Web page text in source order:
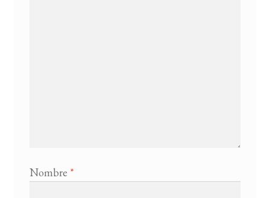
Nombre *